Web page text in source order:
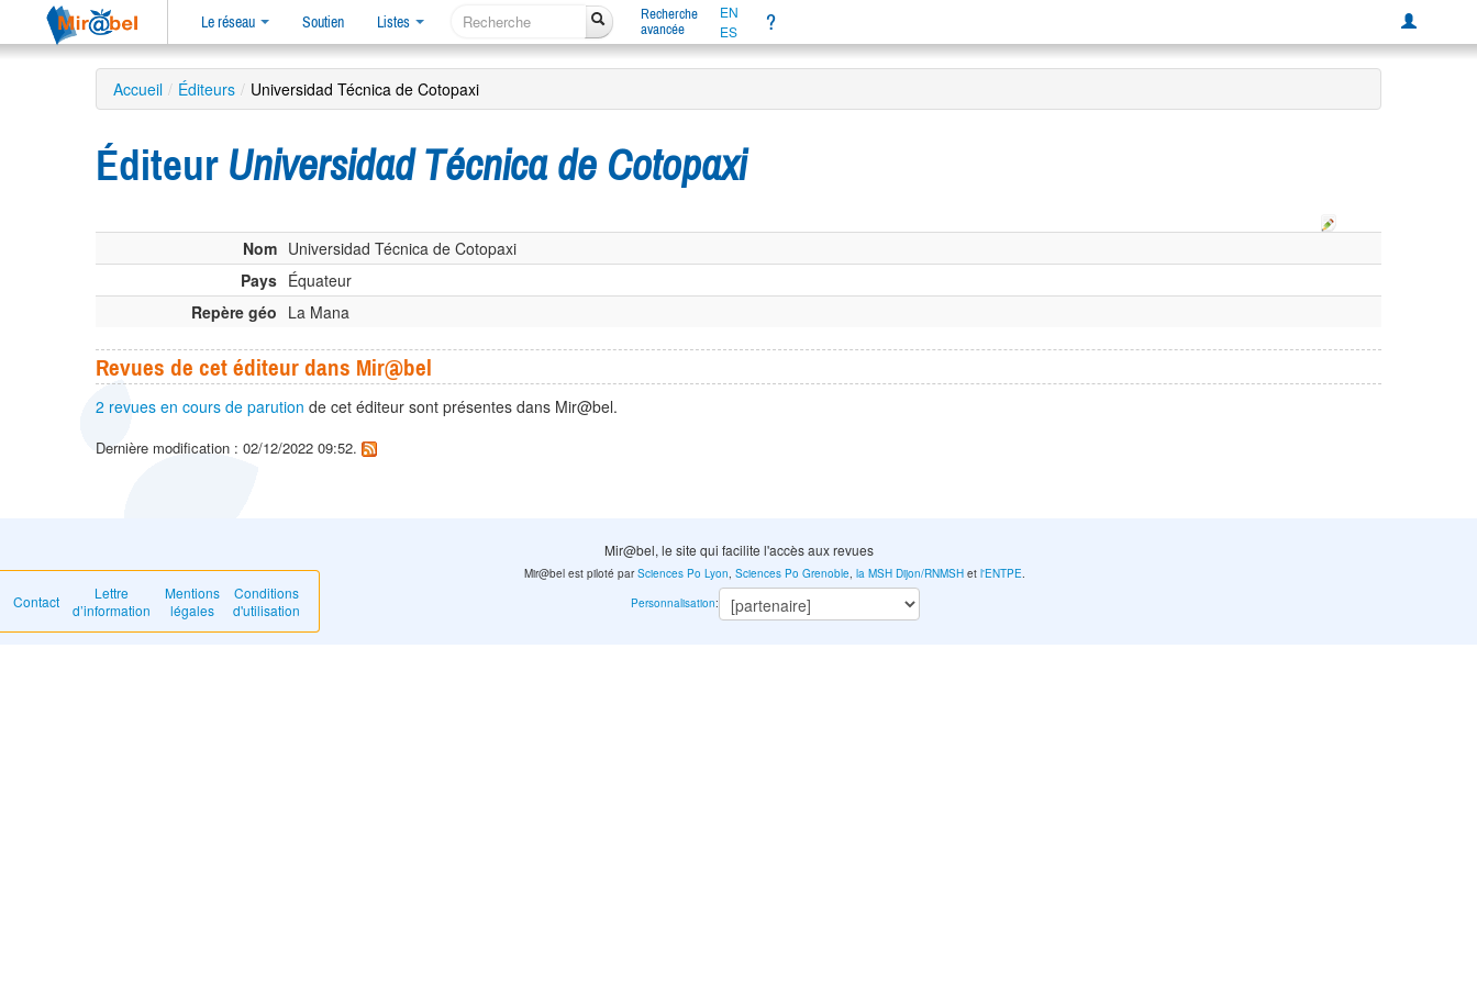
Le réseau Soutien Listes
Recherche
avancée
EN
ES
?
Accueil / Éditeurs / Universidad Técnica de Cotopaxi
Éditeur Universidad Técnica de Cotopaxi
Nom Universidad Técnica de Cotopaxi
Pays Équateur
Repère géo La Mana
Revues de cet éditeur dans Mir@bel
2 revues en cours de parution de cet éditeur sont présentes dans Mir@bel.
Dernière modification : 02/12/2022 09:52.
Mir@bel, le site qui facilite l'accès aux revues
Contact
Lettre
d’information
Mentions
légales
Conditions
d'utilisation
Mir@bel est piloté parSciences Po Lyon,Sciences Po Grenoble,la MSH Dijon/RNMSH etl'ENTPE.
Personnalisation: